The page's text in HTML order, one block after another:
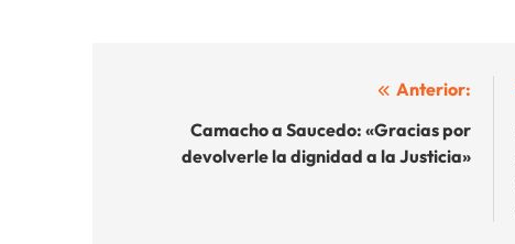
entradas
Anterior:
Camacho a Saucedo: «Gracias por
devolverle la dignidad a la Justicia»